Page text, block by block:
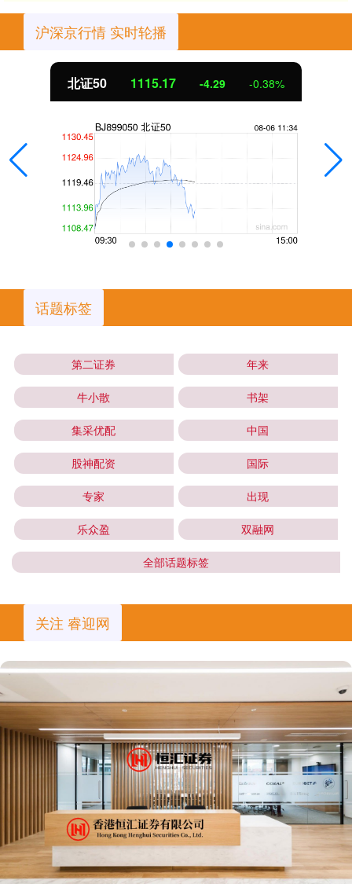
沪深京行情 实时轮播
北证50 1115.17 -4.29 -0.38%
话题标签
第二证券 年来
牛小散 书架
集采优配 中国
股神配资 国际
专家 出现
乐众盈 双融网
全部话题标签
关注 睿迎网